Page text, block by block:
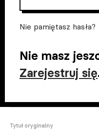
Nie pamiętasz hasła?
Nie masz
Zarejestruj się
Tytuł oryginalny